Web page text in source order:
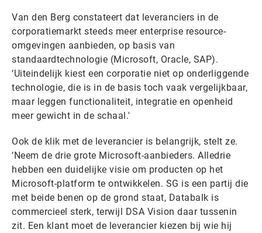
Van den Berg constateert dat leveranciers in de
corporatiemarkt steeds meer enterprise resource-
omgevingen aanbieden, op basis van
standaardtechnologie (Microsoft, Oracle, SAP).
‘Uiteindelijk kiest een corporatie niet op onderliggende
technologie, die is in de basis toch vaak vergelijkbaar,
maar leggen functionaliteit, integratie en openheid
meer gewicht in de schaal.'
Ook de klik met de leverancier is belangrijk, stelt ze.
‘Neem de drie grote Microsoft-aanbieders. Alledrie
hebben een duidelijke visie om producten op het
Microsoft-platform te ontwikkelen. SG is een partij die
met beide benen op de grond staat, Databalk is
commercieel sterk, terwijl DSA Vision daar tussenin
zit. Een klant moet de leverancier kiezen bij wie hij